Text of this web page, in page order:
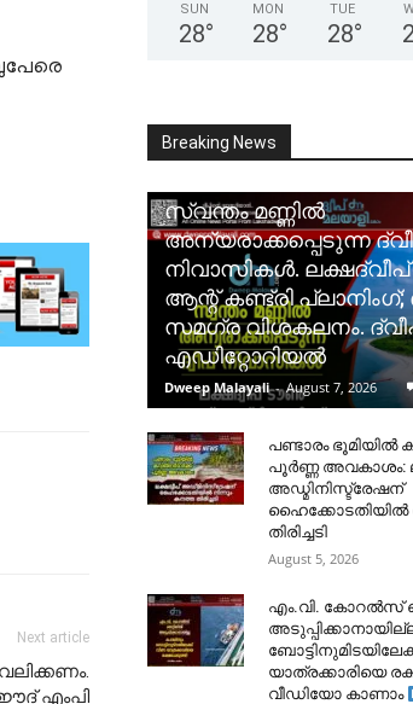
Next article
എംപി
SUN
28°
MON
28°
TUE
28°
Breaking News
സ്വന്തം മണ്ണിൽ
അന്യരാക്കപ്പെടുന്ന
നിവാസികൾ.
ആന്റ് കണ്ട്രി
സമഗ്ര വിശകലനം.
എഡിറ്റോറിയൽ
Dweep Malayali - August 7, 2026
പണ്ടാരം ഭൂമിയിൽ
പൂർണ്ണ അവകാശം:
അഡ്മിനിസ്ട്രേഷന്
ഹൈക്കോടതിയിൽ
തിരിച്ചടി
August 5, 2026
​എം.വി. കോറൽസ്
യാത്രക്കാരിയെ
വീഡിയോ കാണാം